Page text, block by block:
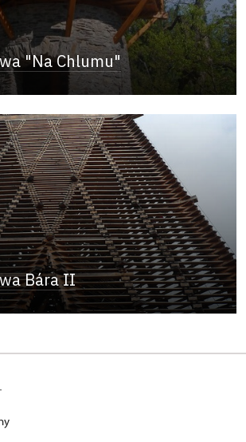
"Na Chlumu"
Bára II